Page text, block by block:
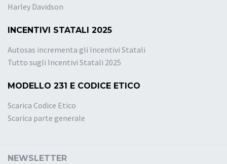
Harley Davidson
INCENTIVI STATALI 2025
Autosas incrementa gli Incentivi Statali
Tutto sugli Incentivi Statali 2025
MODELLO 231 E CODICE ETICO
Scarica Codice Etico
Scarica parte generale
NEWSLETTER